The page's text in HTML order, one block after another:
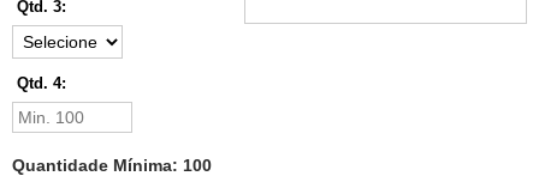
Qtd. 3:
Qtd. 4:
Quantidade Mínima: 100